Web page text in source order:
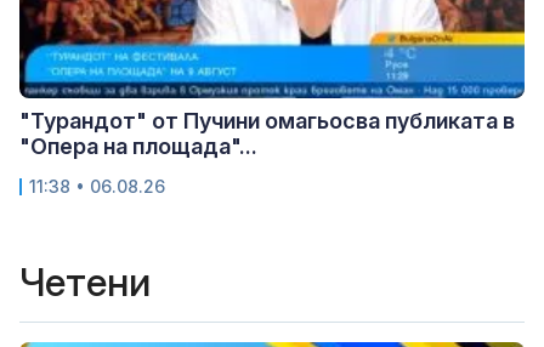
"Турандот" от Пучини омагьосва публиката в
"Опера на площада"...
11:38 • 06.08.26
Четени